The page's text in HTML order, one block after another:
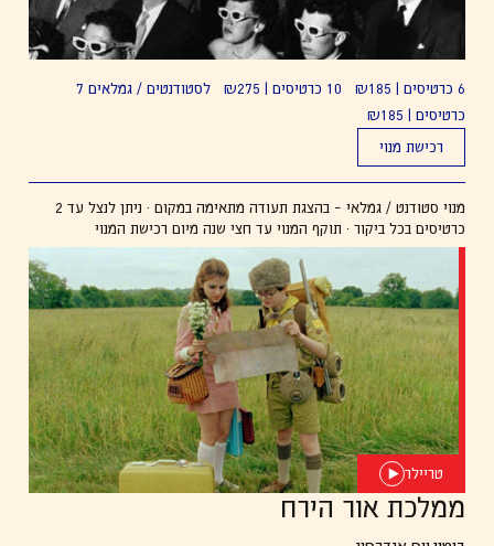
כרטיסים | ₪185
רכישת מנוי
מנוי סטודנט / גמלאי – בהצגת תעודה מתאימה במקום · ניתן לנצל עד 2
כרטיסים בכל ביקור · תוקף המנוי עד חצי שנה מיום רכישת המנוי
טריילר
ממלכת אור הירח